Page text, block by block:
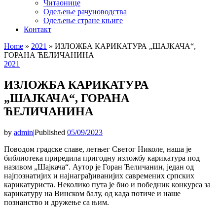
Читаонице
Одељење рачуноводства
Одељење стране књиге
Контакт
Home » 2021 » ИЗЛОЖБА КАРИКАТУРА „ШАЈКАЧА“,
ГОРАНА ЋЕЛИЧАНИНА
2021
ИЗЛОЖБА КАРИКАТУРА
„ШАЈКАЧА“, ГОРАНА
ЋЕЛИЧАНИНА
by admin|Published 05/09/2023
Поводом градске славе, летњег Светог Николе, наша је
библиотека приредила пригодну изложбу карикатура под
називом „Шајкача“. Аутор је Горан Ћеличанин, један од
најпознатијих и најнаграђиванијих савремених српских
карикатуриста. Неколико пута је био и победник конкурса за
карикатуру на Винском балу, од када потиче и наше
познанство и дружење са њим.